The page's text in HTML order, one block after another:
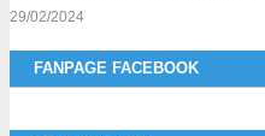
29/02/2024
FANPAGE FACEBOOK